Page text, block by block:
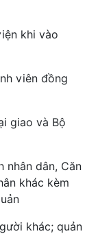
khi vào
viên đồng
giao và Bộ
nhân dân, Căn
khác kèm
khác; quản